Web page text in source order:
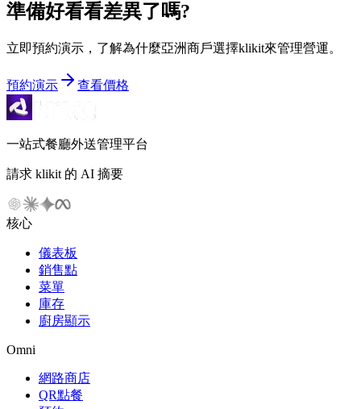
準備好看看差異了嗎?
立即預約演示，了解為什麼亞洲商戶選擇klikit來管理營運。
預約演示 查看價格
一站式餐廳外送管理平台
請求 klikit 的 AI 摘要
核心
儀表板
銷售點
菜單
庫存
廚房顯示
Omni
網路商店
QR點餐